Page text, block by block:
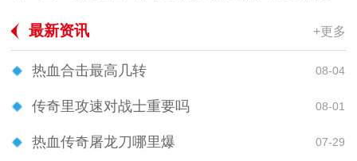
最新资讯 +更多
热血合击最高几转 08-04
传奇里攻速对战士重要吗 08-01
热血传奇屠龙刀哪里爆 07-29